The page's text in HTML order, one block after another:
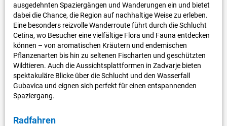
ausgedehnten Spaziergängen und Wanderungen ein und bietet
dabei die Chance, die Region auf nachhaltige Weise zu erleben.
Eine besonders reizvolle Wanderroute führt durch die Schlucht
Cetina, wo Besucher eine vielfältige Flora und Fauna entdecken
können – von aromatischen Kräutern und endemischen
Pflanzenarten bis hin zu seltenen Fischarten und geschützten
Wildtieren. Auch die Aussichtsplattformen in Zadvarje bieten
spektakuläre Blicke über die Schlucht und den Wasserfall
Gubavica und eignen sich perfekt für einen entspannenden
Spaziergang.
Radfahren